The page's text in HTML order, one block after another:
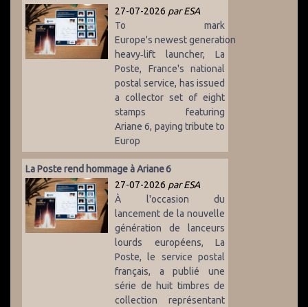
27-07-2026 par ESA
To mark
Europe's newest generation
heavy‑lift launcher, La
Poste, France's national
postal service, has issued
a collector set of eight
stamps featuring
Ariane 6, paying tribute to
Europ
La Poste rend hommage à Ariane 6
27-07-2026 par ESA
À l'occasion du
lancement de la nouvelle
génération de lanceurs
lourds européens, La
Poste, le service postal
français, a publié une
série de huit timbres de
collection représentant